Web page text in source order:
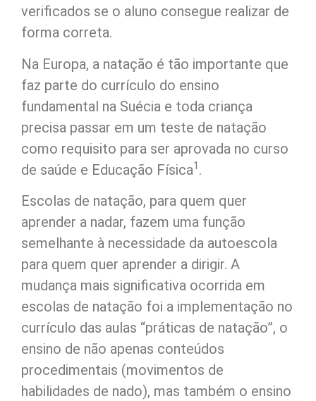
verificados se o aluno consegue realizar de
forma correta.
Na Europa, a natação é tão importante que
faz parte do currículo do ensino
fundamental na Suécia e toda criança
precisa passar em um teste de natação
como requisito para ser aprovada no curso
de saúde e Educação Física1 .
Escolas de natação, para quem quer
aprender a nadar, fazem uma função
semelhante à necessidade da autoescola
para quem quer aprender a dirigir. A
mudança mais significativa ocorrida em
escolas de natação foi a implementação no
currículo das aulas “práticas de natação”, o
ensino de não apenas conteúdos
procedimentais (movimentos de
habilidades de nado), mas também o ensino